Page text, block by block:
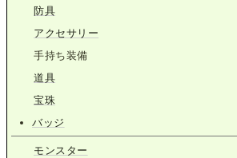
防具
アクセサリー
手持ち装備
道具
宝珠
バッジ
モンスター